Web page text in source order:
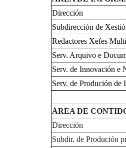
Dirección
Subdirección de
Redactores Xefes
Serv. Arquivo e
Serv. de Innovación e
Serv. de Produción de
ÁREA DE
Dirección
Subdir. de Produción